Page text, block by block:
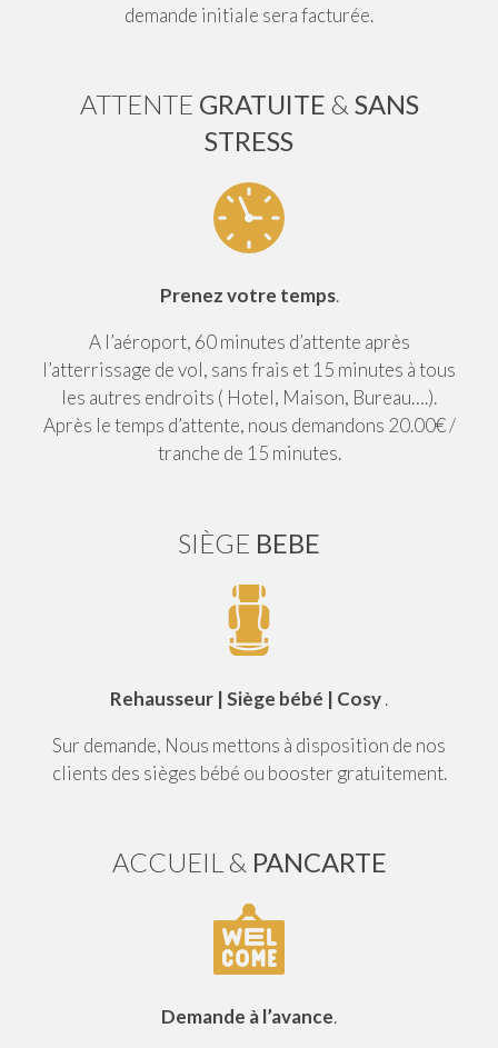
demande initiale sera facturée.
ATTENTE GRATUITE & SANS
STRESS
Prenez votre temps.
A l’aéroport, 60 minutes d’attente après
l’atterrissage de vol, sans frais et 15 minutes à tous
les autres endroits ( Hotel, Maison, Bureau….).
Après le temps d’attente, nous demandons 20.00€ /
tranche de 15 minutes.
SIÈGE BEBE
Rehausseur | Siège bébé | Cosy.
Sur demande, Nous mettons à disposition de nos
clients des sièges bébé ou booster gratuitement.
ACCUEIL & PANCARTE
Demande à l’avance.